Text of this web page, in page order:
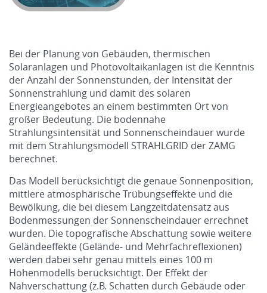
Bei der Planung von Gebäuden, thermischen
Solaranlagen und Photovoltaikanlagen ist die Kenntnis
der Anzahl der Sonnenstunden, der Intensität der
Sonnenstrahlung und damit des solaren
Energieangebotes an einem bestimmten Ort von
großer Bedeutung. Die bodennahe
Strahlungsintensität und Sonnenscheindauer wurde
mit dem Strahlungsmodell STRAHLGRID der ZAMG
berechnet.
Das Modell berücksichtigt die genaue Sonnenposition,
mittlere atmosphärische Trübungseffekte und die
Bewölkung, die bei diesem Langzeitdatensatz aus
Bodenmessungen der Sonnenscheindauer errechnet
wurden. Die topografische Abschattung sowie weitere
Geländeeffekte (Gelände- und Mehrfachreflexionen)
werden dabei sehr genau mittels eines 100 m
Höhenmodells berücksichtigt. Der Effekt der
Nahverschattung (z.B. Schatten durch Gebäude oder